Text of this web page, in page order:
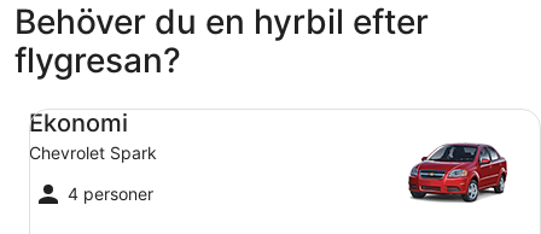
Behöver du en hyrbil efter
flygresan?
Ekonomi
Chevrolet Spark
4 personer
Ekonomi Chevrolet Spark